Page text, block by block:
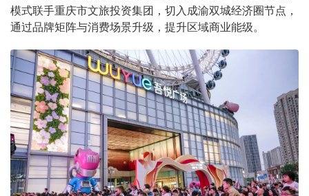
模式联手重庆市文旅投资集团，切入成渝双城经济圈节点，
通过品牌矩阵与消费场景升级，提升区域商业能级。